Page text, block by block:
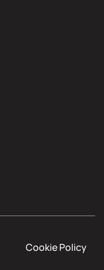
Cookie Policy